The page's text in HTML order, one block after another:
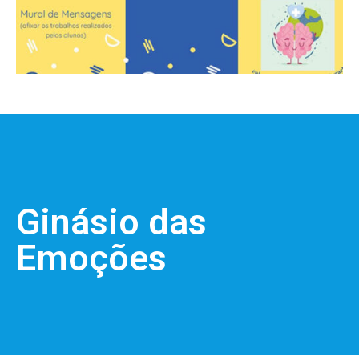
Ginásio das
Emoções